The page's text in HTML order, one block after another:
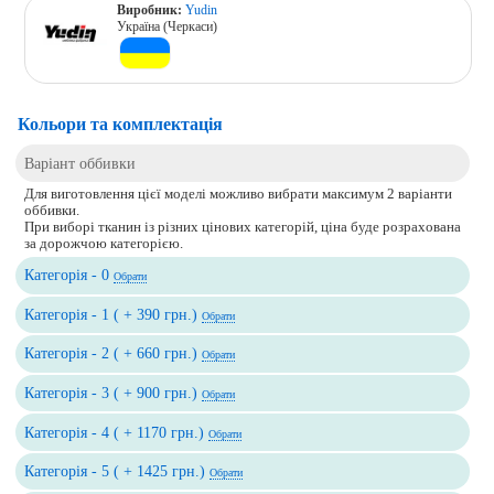
Виробник:Yudin
Україна (Черкаси)
Кольори та комплектація
Варіант оббивки
Для виготовлення цієї моделі можливо вибрати максимум 2 варіанти
оббивки.
При виборі тканин із різних цінових категорій, ціна буде розрахована
за дорожчою категорією.
Категорія - 0Обрати
Категорія - 1 ( + 390 грн.)Обрати
Категорія - 2 ( + 660 грн.)Обрати
Категорія - 3 ( + 900 грн.)Обрати
Категорія - 4 ( + 1170 грн.)Обрати
Категорія - 5 ( + 1425 грн.)Обрати